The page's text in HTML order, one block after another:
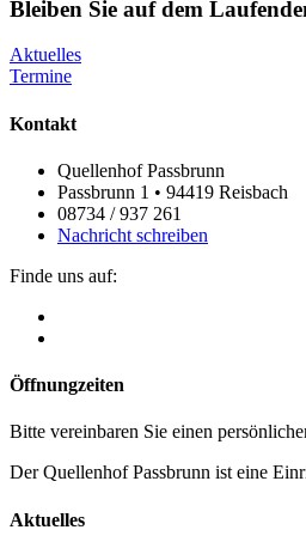
Bleiben Sie auf dem
Aktuelles
Termine
Kontakt
Quellenhof Passbrunn
Passbrunn 1 • 94419 Reisbach
08734 / 937 261
Nachricht schreiben
Finde uns auf:
Öffnungzeiten
Bitte vereinbaren Sie einen
Der Quellenhof Passbrunn ist eine
Aktuelles